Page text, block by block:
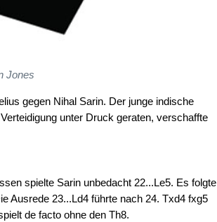
Jones
gegen Nihal Sarin. Der junge indische
unter Druck geraten, verschaffte
spielte Sarin unbedacht 22...Le5. Es folgte
Ausrede 23...Ld4 führte nach 24. Txd4 fxg5
de facto ohne den Th8.